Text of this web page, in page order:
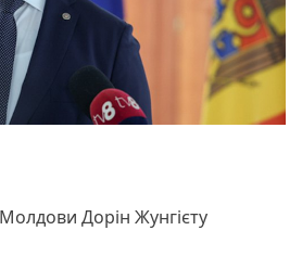
Дорін Жунгієту